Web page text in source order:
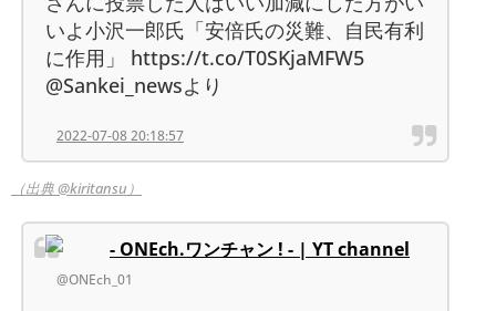
いよ小沢一郎氏「安倍氏の災難、自民有利
に作用」 https://t.co/T0SKjaMFW5
@Sankei_newsより
2022-07-08 20:18:57
（出典 @kiritansu）
- ONEch.ワンチャン ! - | YT channel
@ONEch_01